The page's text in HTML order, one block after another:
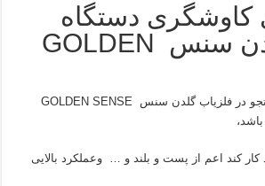
کاوشگری دستگاه
فلزیاب گلدن سنس GOLDEN
عمق مفید کاوش و جستجو در فلزیاب گلدن سنس GOLDEN SENSE
کار کند اعم از پست و بلند و … وعملکرد بالایی